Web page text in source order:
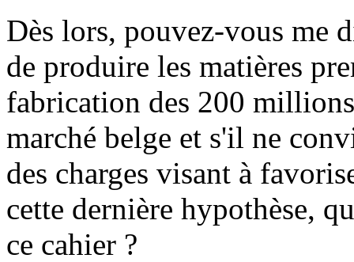
Dès lors, pouvez-vous me
de produire les matières
fabrication des 200
marché belge et s'il ne
des charges visant à
cette dernière hypothèse,
ce cahier ?